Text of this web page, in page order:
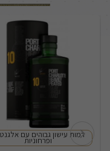
רמות עישון גבוהים עם
ופרחוניות